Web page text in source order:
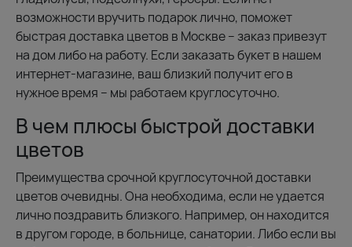
возможности вручить подарок лично, поможет
быстрая доставка цветов в Москве – заказ привезут
на дом либо на работу. Если заказать букет в нашем
интернет-магазине, ваш близкий получит его в
нужное время – мы работаем круглосуточно.
В чем плюсы быстрой доставки
цветов
Преимущества срочной круглосуточной доставки
цветов очевидны. Она необходима, если не удается
лично поздравить близкого. Например, он находится
в другом городе, в больнице, санатории. Либо если вы